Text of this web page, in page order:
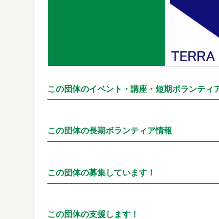
この団体のイベント・講座・短期ボランティ
この団体の長期ボランティア情報
この団体の募集しています！
この団体の支援します！